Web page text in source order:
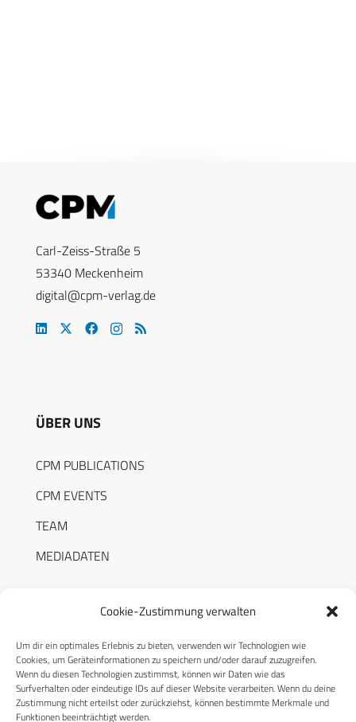
Cookie-Zustimmung verwalten
Um dir ein optimales Erlebnis zu bieten, verwenden wir Technologien wie
Cookies, um Geräteinformationen zu speichern und/oder darauf zuzugreifen.
Wenn du diesen Technologien zustimmst, können wir Daten wie das
Surfverhalten oder eindeutige IDs auf dieser Website verarbeiten. Wenn du deine
Zustimmung nicht erteilst oder zurückziehst, können bestimmte Merkmale und
Funktionen beeinträchtigt werden.
Carl-Zeiss-Straße 5
53340 Meckenheim
digital@cpm-verlag.de
ÜBER UNS
CPM PUBLICATIONS
CPM EVENTS
TEAM
MEDIADATEN
RECHTLICHES
Datenschutzerklärung